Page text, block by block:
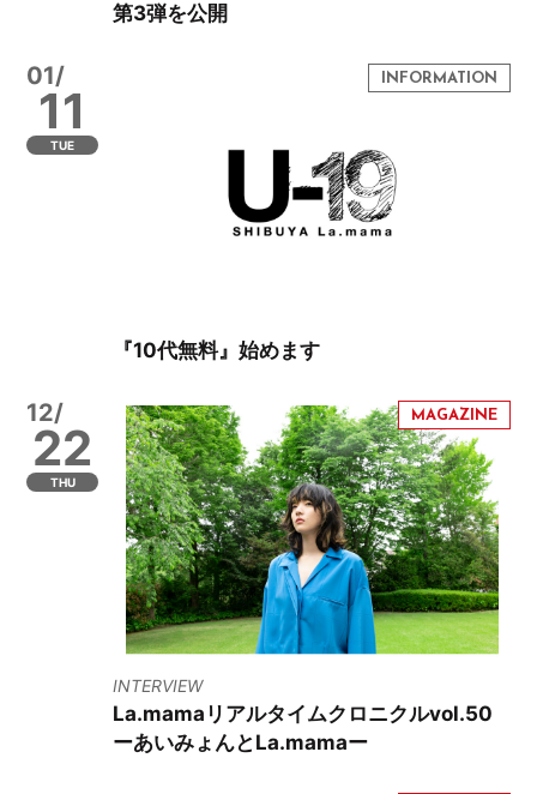
第3弾を公開
01/
11
TUE
『10代無料』始めます
12/
22
THU
INTERVIEW
La.mamaリアルタイムクロニクルvol.50
ーあいみょんとLa.mamaー